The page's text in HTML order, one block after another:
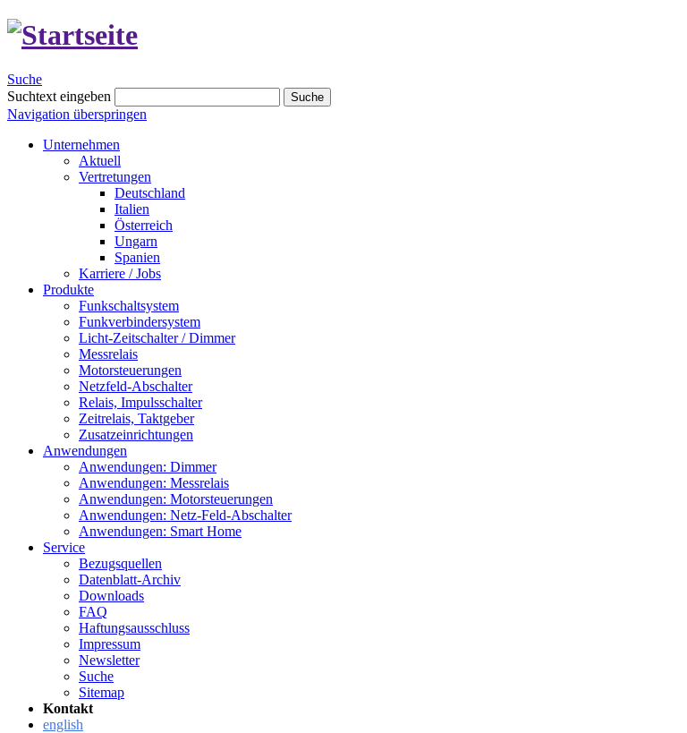
Suche
Suchtext eingeben
Suche
Navigation überspringen
Unternehmen
Aktuell
Vertretungen
Deutschland
Italien
Österreich
Ungarn
Spanien
Karriere / Jobs
Produkte
Funkschaltsystem
Funkverbindersystem
Licht-Zeitschalter / Dimmer
Messrelais
Motorsteuerungen
Netzfeld-Abschalter
Relais, Impulsschalter
Zeitrelais, Taktgeber
Zusatzeinrichtungen
Anwendungen
Anwendungen: Dimmer
Anwendungen: Messrelais
Anwendungen: Motorsteuerungen
Anwendungen: Netz-Feld-Abschalter
Anwendungen: Smart Home
Service
Bezugsquellen
Datenblatt-Archiv
Downloads
FAQ
Haftungsausschluss
Impressum
Newsletter
Suche
Sitemap
Kontakt
english